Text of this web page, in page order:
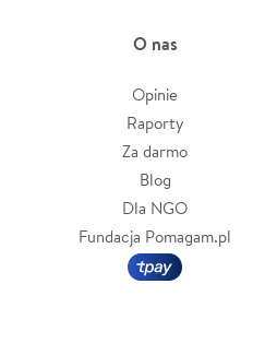
O nas
Opinie
Raporty
Za darmo
Blog
Dla NGO
Fundacja Pomagam.pl